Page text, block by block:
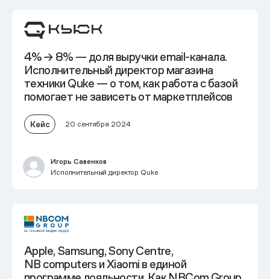
4% → 8% — доля выручки email-канала.
Исполнительный директор магазина
техники Quke — о том, как работа с базой
помогает не зависеть от маркетплейсов
Кейс 20 сентября 2024
Игорь Савенков
Исполнительный директор Quke
Apple, Samsung, Sony Centre,
NB computers и Xiaomi в единой